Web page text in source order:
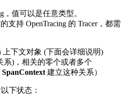
值可以是任意类型。
支持 OpenTracing 的 Tracer，都需
上下文对象 (下面会详细说明)
系)，相关的零个或者多个
SpanContext 建立这种关系）
下状态：